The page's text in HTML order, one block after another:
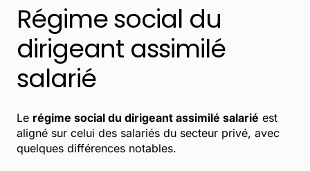
Régime social du
dirigeant assimilé
salarié
Le régime social du dirigeant assimilé salarié est
aligné sur celui des salariés du secteur privé, avec
quelques différences notables.